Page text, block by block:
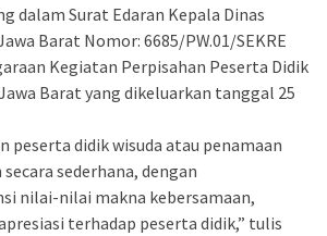
dalam Surat Edaran Kepala Dinas
Barat Nomor: 6685/PW.01/SEKRE
Kegiatan Perpisahan Peserta Didik
Barat yang dikeluarkan tanggal 25
peserta didik wisuda atau penamaan
sederhana, dengan
nilai-nilai makna kebersamaan,
terhadap peserta didik,” tulis